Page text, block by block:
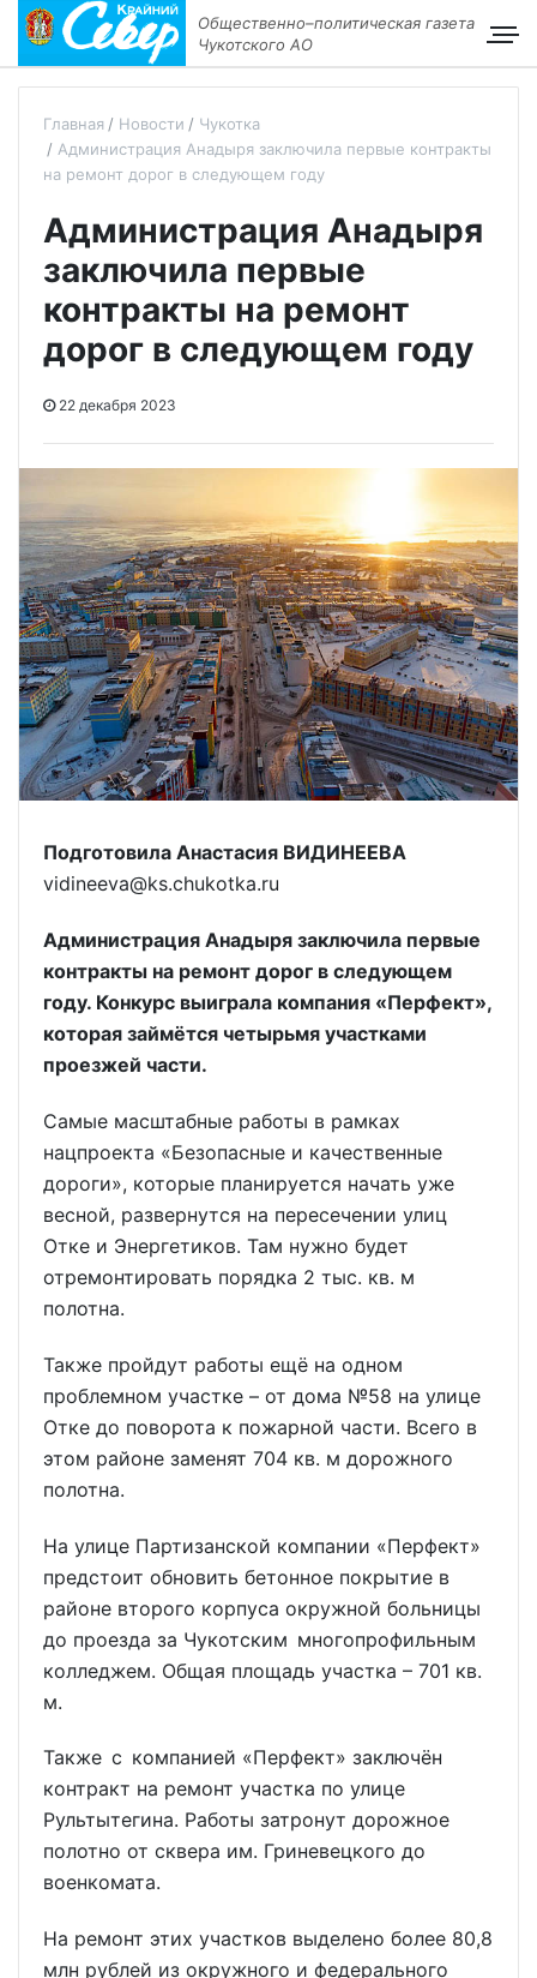
Общественно–политическая газета
Чукотского АО
Главная Новости
Чукотка
Администрация Анадыря заключила первые контракты
на ремонт дорог в следующем году
Администрация Анадыря
заключила первые
контракты на ремонт
дорог в следующем году
22 декабря 2023
Подготовила Анастасия ВИДИНЕЕВА
vidineeva@ks.chukotka.ru
Администрация Анадыря заключила первые
контракты на ремонт дорог в следующем
году. Конкурс выиграла компания «Перфект»,
которая займётся четырьмя участками
проезжей части.
Самые масштабные работы в рамках
нацпроекта «Безопасные и качественные
дороги», которые планируется начать уже
весной, развернутся на пересечении улиц
Отке и Энергетиков. Там нужно будет
отремонтировать порядка 2 тыс. кв. м
полотна.
Также пройдут работы ещё на одном
проблемном участке – от дома №58 на улице
Отке до поворота к пожарной части. Всего в
этом районе заменят 704 кв. м дорожного
полотна.
На улице Партизанской компании «Перфект»
предстоит обновить бетонное покрытие в
районе второго корпуса окружной больницы
до проезда за Чукотским многопрофильным
колледжем. Общая площадь участка – 701 кв.
м.
Также с компанией «Перфект» заключён
контракт на ремонт участка по улице
Рультытегина. Работы затронут дорожное
полотно от сквера им. Гриневецкого до
военкомата.
На ремонт этих участков выделено более 80,8
млн рублей из окружного и федерального